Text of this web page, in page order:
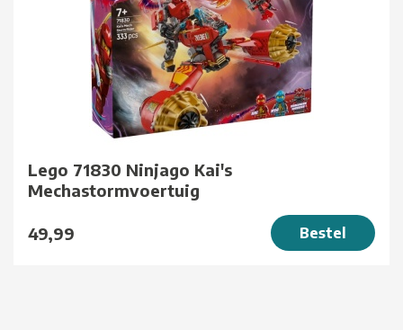
Lego 71830 Ninjago Kai's
Mechastormvoertuig
49,99 Bestel